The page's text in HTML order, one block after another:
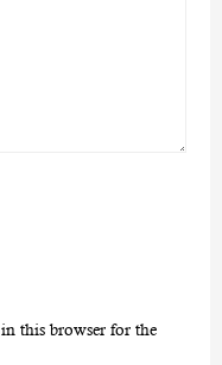
this browser for the